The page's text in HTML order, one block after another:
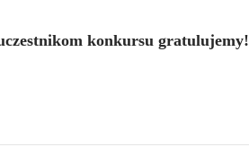
konkursu gratulujemy!